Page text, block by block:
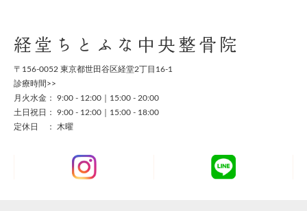
経堂ちとふな中央整骨院
〒156-0052 東京都世田谷区経堂2丁目16-1
診療時間>>
月火水金： 9:00 - 12:00｜15:00 - 20:00
土日祝日： 9:00 - 12:00｜15:00 - 18:00
定休日 ： 木曜